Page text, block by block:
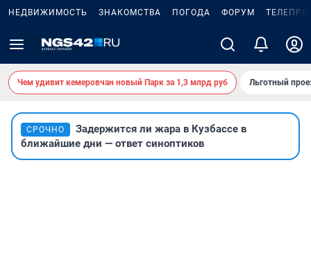
НЕДВИЖИМОСТЬ ЗНАКОМСТВА ПОГОДА ФОРУМ
Чем удивит кемеровчан новый Парк за 1,3 млрд руб Льготный
СРОЧНО
Задержится ли жара в Кузбассе в
ближайшие дни — ответ синоптиков